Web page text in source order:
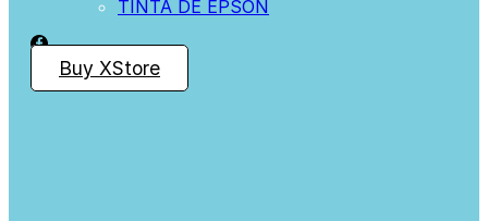
TINTA DE EPSON
Buy XStore